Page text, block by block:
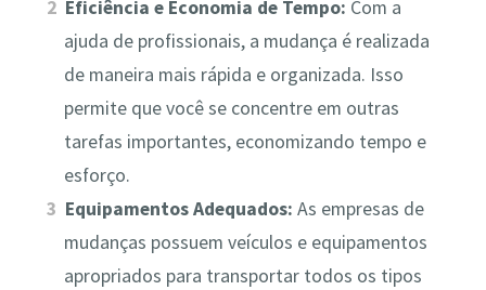
Eficiência e Economia de Tempo: Com a
ajuda de profissionais, a mudança é realizada
de maneira mais rápida e organizada. Isso
permite que você se concentre em outras
tarefas importantes, economizando tempo e
esforço.
Equipamentos Adequados: As empresas de
mudanças possuem veículos e equipamentos
apropriados para transportar todos os tipos